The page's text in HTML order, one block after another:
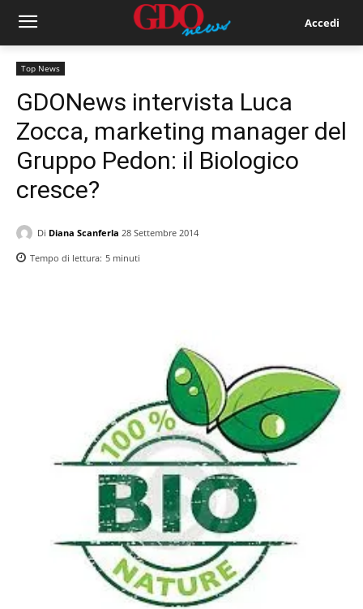
Accedi
Top News
GDONews intervista Luca
Zocca, marketing manager del
Gruppo Pedon: il Biologico
cresce?
Di Diana Scanferla 28 Settembre 2014
Tempo di lettura: 5 minuti